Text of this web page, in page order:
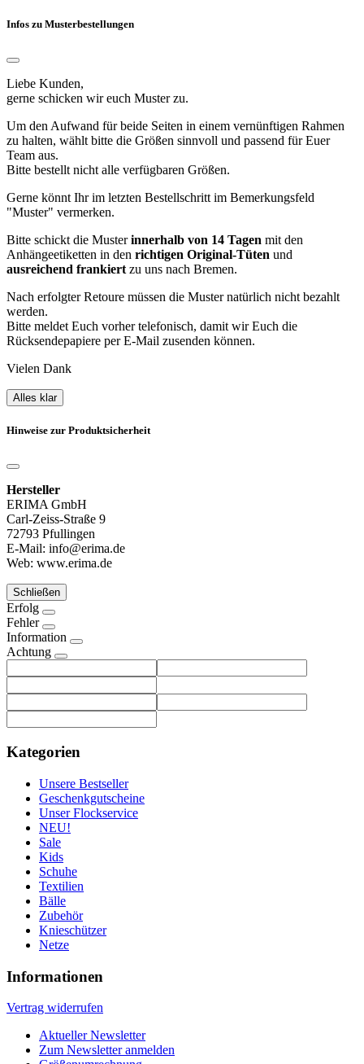
Infos zu Musterbestellungen
Liebe Kunden,
gerne schicken wir euch Muster zu.
Um den Aufwand für beide Seiten in einem vernünftigen Rahmen
zu halten, wählt bitte die Größen sinnvoll und passend für Euer
Team aus.
Bitte bestellt nicht alle verfügbaren Größen.
Gerne könnt Ihr im letzten Bestellschritt im Bemerkungsfeld
"Muster" vermerken.
Bitte schickt die Musterinnerhalb von 14 Tagen mit den
Anhängeetiketten in den richtigen Original-Tüten und
ausreichend frankiert zu uns nach Bremen.
Nach erfolgter Retoure müssen die Muster natürlich nicht bezahlt
werden.
Bitte meldet Euch vorher telefonisch, damit wir Euch die
Rücksendepapiere per E-Mail zusenden können.
Vielen Dank
Alles klar
Hinweise zur Produktsicherheit
Hersteller
ERIMA GmbH
Carl-Zeiss-Straße 9
72793 Pfullingen
E-Mail: info@erima.de
Web: www.erima.de
Schließen
Erfolg
Fehler
Information
Achtung
Kategorien
Unsere Bestseller
Geschenkgutscheine
Unser Flockservice
NEU!
Sale
Kids
Schuhe
Textilien
Bälle
Zubehör
Knieschützer
Netze
Informationen
Vertrag widerrufen
Aktueller Newsletter
Zum Newsletter anmelden